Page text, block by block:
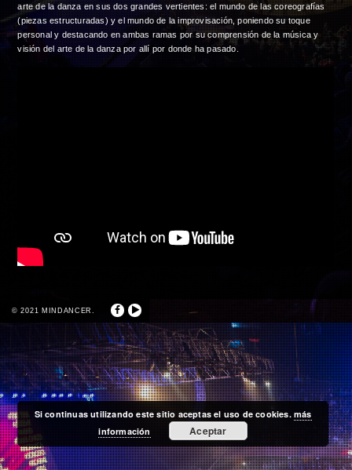
arte de la danza en sus dos grandes vertientes: el mundo de las coreografías
(piezas estructuradas) y el mundo de la improvisación, poniendo su toque
personal y destacando en ambas ramas por su comprensión de la música y
visión del arte de la danza por allí por donde ha pasado.
© 2021 MINDANCER.
Si continuas utilizando este sitio aceptas el uso de cookies.más
información
Aceptar